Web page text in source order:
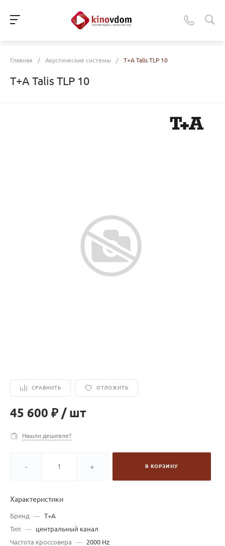
Главная / Акустические системы / T+A Talis TLP 10
T+A Talis TLP 10
СРАВНИТЬ ОТЛОЖИТЬ
45 600 ₽ / шт
Нашли дешевле?
- + В КОРЗИНУ
Характеристики
Бренд — T+A
Тип
—
центральный канал
Частота кроссовера
—
2000 Hz